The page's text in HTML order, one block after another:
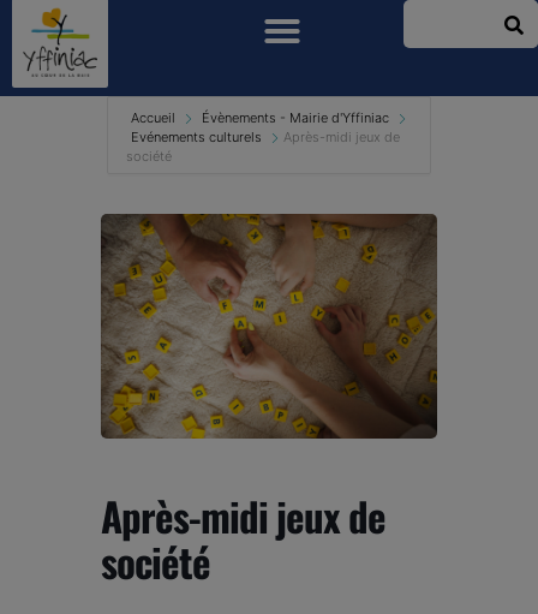
Accueil
Évènements - Mairie d'Yffiniac
Evénements culturels
Après-midi jeux de
société
Après-midi jeux de
société